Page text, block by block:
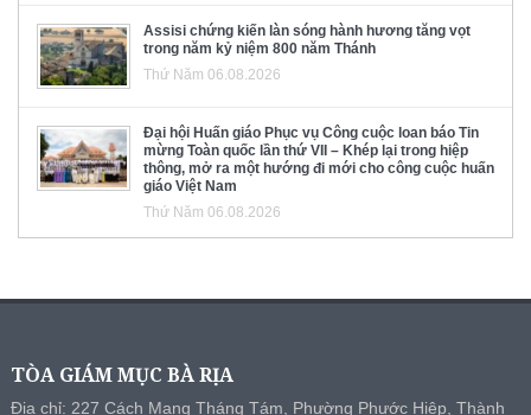
Assisi chứng kiến làn sóng hành hương tăng vọt
trong năm kỷ niệm 800 năm Thánh
Thứ Năm 06.08.2026
Đại hội Huấn giáo Phục vụ Công cuộc loan báo Tin
mừng Toàn quốc lần thứ VII – Khép lại trong hiệp
thông, mở ra một hướng đi mới cho công cuộc huấn
giáo Việt Nam
Thứ Năm 06.08.2026
TÒA GIÁM MỤC BÀ RỊA
Địa chỉ: 227 Cách Mạng Tháng Tám, Phường Phước Hiệp, Thành